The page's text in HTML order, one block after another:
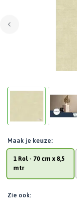
1 Rol - 70 cm x 8,5
mtr
Maak je keuze:
Zie ook: